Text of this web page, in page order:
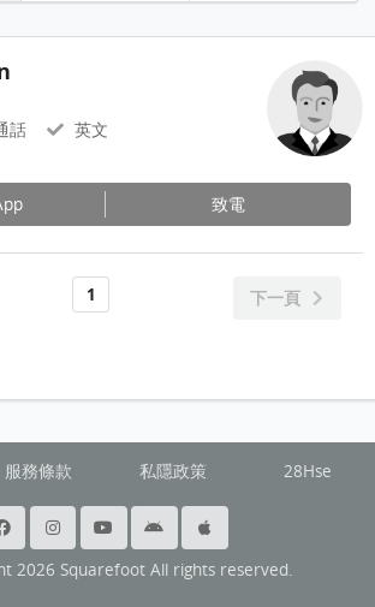
話 英文
致電
1 下一頁
服務條款 私隱政策 28Hse
2026 Squarefoot All rights reserved.